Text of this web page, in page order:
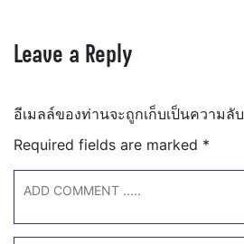
Leave a Reply
อีเมลล์ของท่านจะถูกเก็บเป็นความลับ
Required fields are marked *